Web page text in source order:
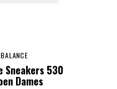
Sneakers 530
Dames